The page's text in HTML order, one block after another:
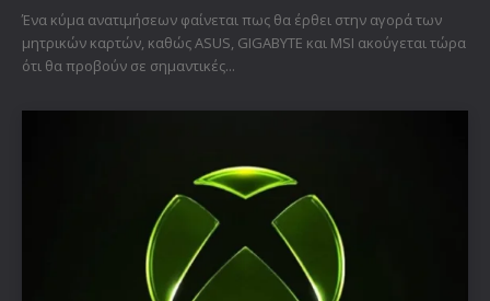
Ένα κύμα ανατιμήσεων φαίνεται πως θα έρθει στην αγορά των
μητρικών καρτών, καθώς ASUS, GIGABYTE και MSI ακούγεται τώρα
ότι θα προβούν σε σημαντικές...